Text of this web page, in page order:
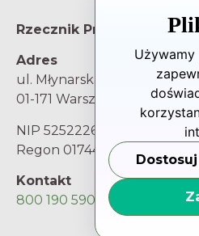
Rzecznik Praw Pacjenta
Adres
ul. Młynarska 46
01-171 Warszawa
NIP 5252226025
Regon 017445217
Kontakt
800 190 590
Dostosuj